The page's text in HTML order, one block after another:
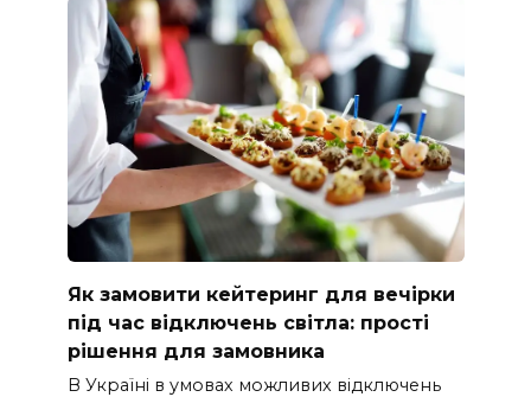
Як замовити кейтеринг для вечірки
під час відключень світла: прості
рішення для замовника
В Україні в умовах можливих відключень